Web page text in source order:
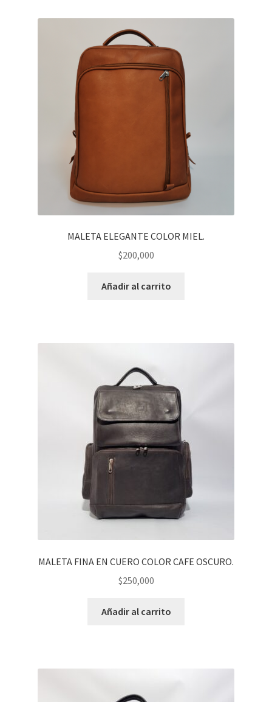
MALETA ELEGANTE COLOR MIEL.
$200,000
Añadir al carrito
MALETA FINA EN CUERO COLOR CAFE OSCURO.
$250,000
Añadir al carrito